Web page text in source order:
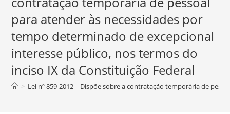
para atender às necessidades por
tempo determinado de excepcional
interesse público, nos termos do
inciso IX da Constituição Federal
> Lei nº 859-2012 – Dispõe sobre a contratação temporária de